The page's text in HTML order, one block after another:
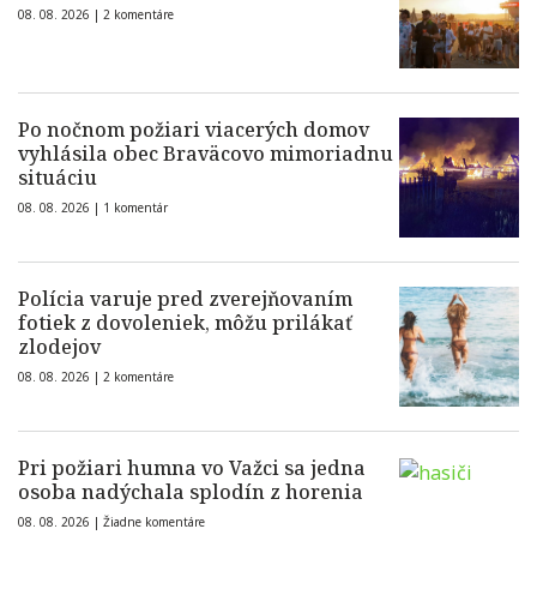
08. 08. 2026 | 2 komentáre
Po nočnom požiari viacerých domov
vyhlásila obec Braväcovo mimoriadnu
situáciu
08. 08. 2026 | 1 komentár
Polícia varuje pred zverejňovaním
fotiek z dovoleniek, môžu prilákať
zlodejov
08. 08. 2026 | 2 komentáre
Pri požiari humna vo Važci sa jedna
osoba nadýchala splodín z horenia
08. 08. 2026 | Žiadne komentáre